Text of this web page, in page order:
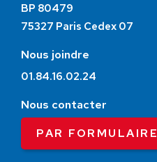
BP 80479
75327 Paris Cedex 07
Nous joindre
01.84.16.02.24
Nous contacter
PAR FORMULAIRE